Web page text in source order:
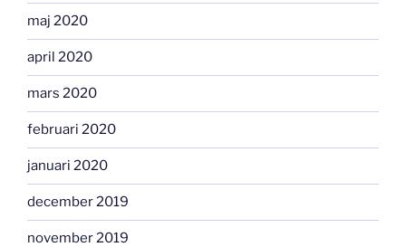
maj 2020
april 2020
mars 2020
februari 2020
januari 2020
december 2019
november 2019